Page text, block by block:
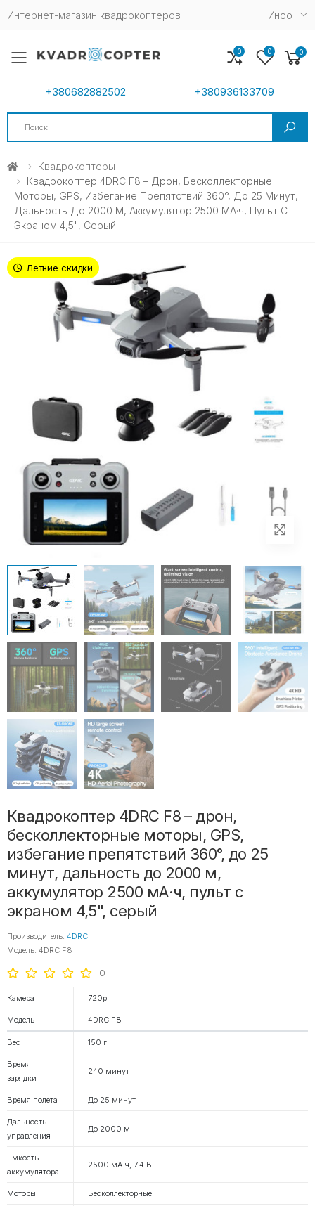
Интернет-магазин квадрокоптеров Инфо
Toggle mobile menu
+380682882502 +380936133709
Search
0 0 0
Квадрокоптеры
Квадрокоптер 4DRC F8 – Дрон, Бесколлекторные
Моторы, GPS, Избегание Препятствий 360°, До 25 Минут,
Дальность До 2000 М, Аккумулятор 2500 МА·ч, Пульт С
Экраном 4,5", Серый
Летние скидки
Квадрокоптер 4DRC F8 – дрон,
бесколлекторные моторы, GPS,
избегание препятствий 360°, до 25
минут, дальность до 2000 м,
аккумулятор 2500 мА·ч, пульт с
экраном 4,5", серый
Производитель: 4DRC
Модель: 4DRC F8
0
Камера 720p
Модель 4DRC F8
Вес 150 г
Время
зарядки
240 минут
Время полета До 25 минут
Дальность
управления
До 2000 м
Емкость
аккумулятора
2500 мА·ч, 7.4 В
Моторы Бесколлекторные